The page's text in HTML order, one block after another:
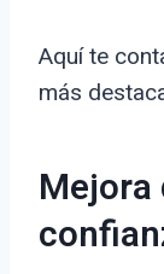
Aquí te
más
Mejora